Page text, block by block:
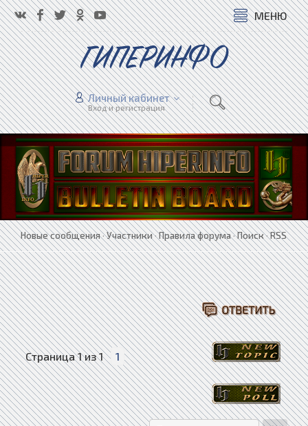
МЕНЮ
ГИПЕРИНФО
Личный кабинет
Вход и регистрация
Новые сообщения·Участники·Правила форума·Поиск·RSS
Страница1из1 1